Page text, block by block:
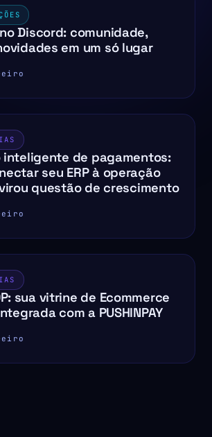
Discord: comunidade,
em um só lugar
inteligente de pagamentos:
seu ERP à operação
questão de crescimento
sua vitrine de Ecommerce
com a PUSHINPAY